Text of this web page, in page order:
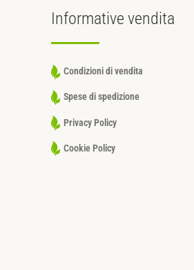
Informative vendita
Condizioni di vendita
Spese di spedizione
Privacy Policy
Cookie Policy